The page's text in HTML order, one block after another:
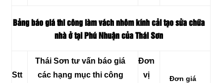
Bảng báo giá thi công làm vách nhôm kính cải tạo sửa chữa
nhà ở tại Phú Nhuận của Thái Sơn
Stt
Thái Sơn tư vấn báo giá
các hạng mục thi công
Đơn
vị
Đơn giá